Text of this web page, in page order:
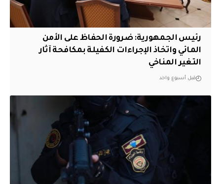
رئيس الجمهورية: ضرورة الحفاظ على الأمن
المائي واتخاذ الإجراءات الكفيلة بمكافحة آثار
التغير المناخي
قبل أسبوع واحد